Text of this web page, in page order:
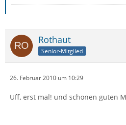
Rothaut
Senior-Mitglied
26. Februar 2010 um 10:29
Uff, erst mal! und schönen guten